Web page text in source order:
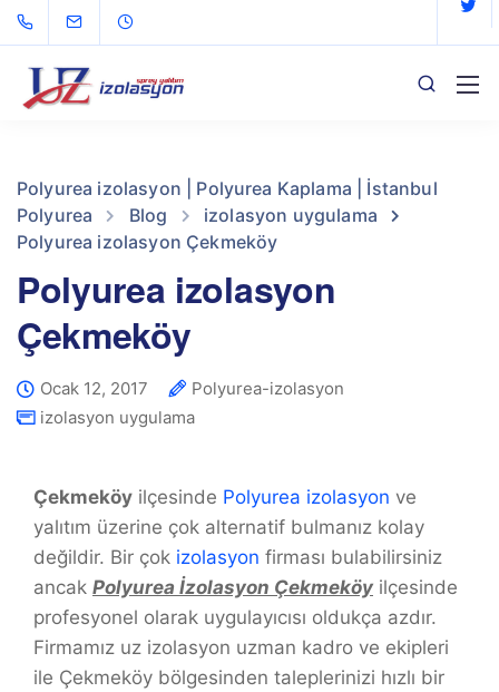
Polyurea izolasyon | Polyurea Kaplama | İstanbul
Polyurea
Blog
izolasyon uygulama
Polyurea izolasyon Çekmeköy
Polyurea izolasyon
Çekmeköy
Ocak 12, 2017
Polyurea-izolasyon
izolasyon uygulama
Çekmeköy ilçesinde Polyurea izolasyon ve
yalıtım üzerine çok alternatif bulmanız kolay
değildir. Bir çok izolasyon firması bulabilirsiniz
ancak Polyurea İzolasyon Çekmeköy ilçesinde
profesyonel olarak uygulayıcısı oldukça azdır.
Firmamız uz izolasyon uzman kadro ve ekipleri
ile Çekmeköy bölgesinden taleplerinizi hızlı bir